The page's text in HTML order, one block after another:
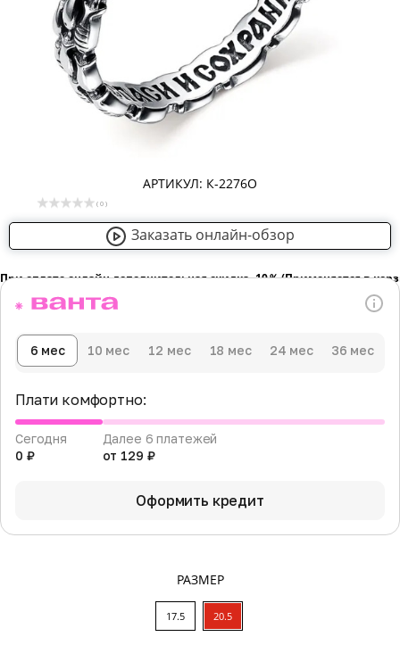
АРТИКУЛ: К-2276О
( 0 )
Заказать онлайн-обзор
При оплате онлайн дополнительная скидка -10％ (Применяется в
6 мес 10 мес 12 мес 18 мес 24 мес 36 мес
Плати комфортно:
Сегодня
0 ₽
Далее 6 платежей
от 129 ₽
Оформить кредит
РАЗМЕР
17.5 20.5